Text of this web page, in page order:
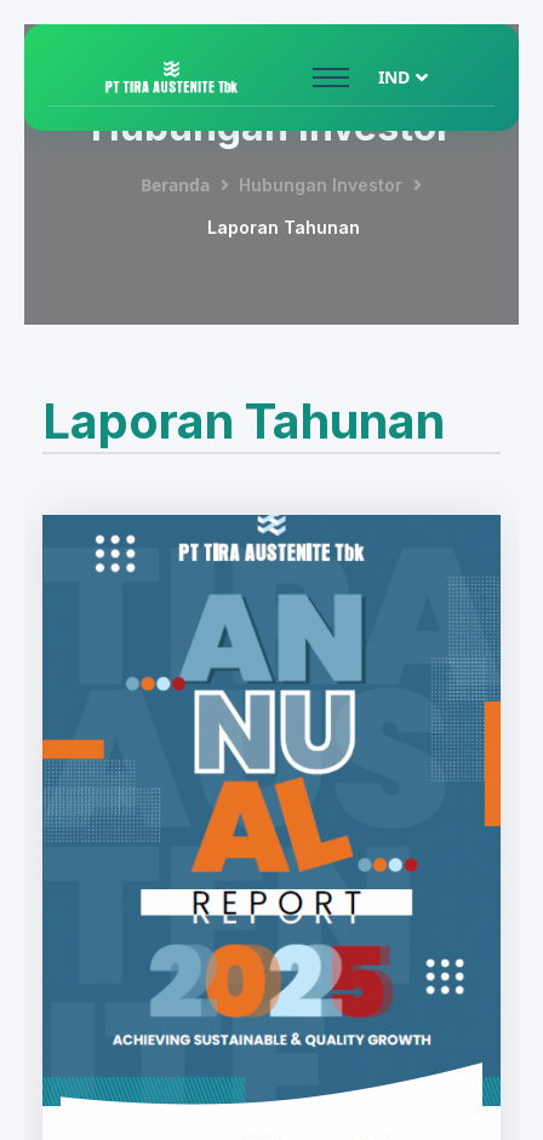
IND
Hubungan Investor
Beranda Hubungan Investor
Laporan Tahunan
Laporan Tahunan